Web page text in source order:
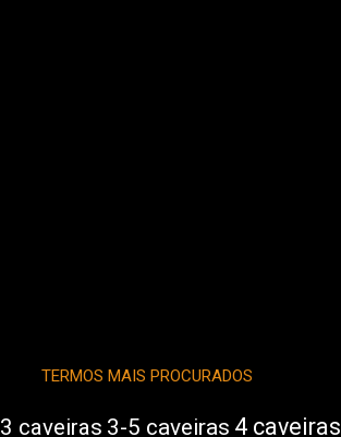
TERMOS MAIS PROCURADOS
3 caveiras 3-5 caveiras 4 caveiras